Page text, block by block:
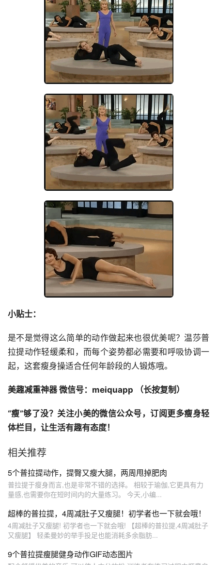
小贴士：
是不是觉得这么简单的动作做起来也很优美呢？温莎普
拉提动作轻缓柔和，而每个姿势都必需要和呼吸协调一
起，这套瘦身操适合任何年龄段的人锻炼哦。
美趣减重神器 微信号：meiquapp （长按复制）
“瘦”够了没？关注小美的微信公众号，订阅更多瘦身轻
体栏目，让生活有趣有态度！
相关推荐
5个普拉提动作，提臀又瘦大腿，两周甩掉肥肉
普拉提于瘦身而言,也是非常不错的选择。 相较于瑜伽,它更具有力
量感,也需要你在短时间内的大量练习。 今天,小编...
超棒的普拉提，4周减肚子又瘦腿！初学者也一下就会哦！
4周减肚子又瘦腿! 初学者也一下就会哦! 【超棒的普拉提,4周减肚子
又瘦腿】 轻柔曼妙的举手投足也能消耗多余脂肪...
9个普拉提瘦腿健身动作GIF动态图片